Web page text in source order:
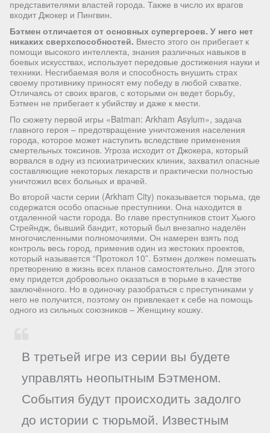
представителями властей города. Также в число их врагов
входит Джокер и Пингвин.
Бэтмен отличается от основных супергероев. У него нет
никаких сверхспособностей. Вместо этого он прибегает к
помощи высокого интеллекта, знания различных навыков в
боевых искусствах, использует передовые достижения науки и
техники. Несгибаемая воля и способность внушить страх
своему противнику приносят ему победу в любой схватке.
Отличаясь от своих врагов, с которыми он ведет борьбу,
Бэтмен не прибегает к убийству и даже к мести.
По сюжету первой игры «Batman: Arkham Asylum», задача
главного героя – предотвращение уничтожения населения
города, которое может наступить вследствие применения
смертельных токсинов. Угроза исходит от Джокера, который
ворвался в одну из психиатрических клиник, захватил опасные
составляющие некоторых лекарств и практически полностью
уничтожил всех больных и врачей.
Во второй части серии (Arkham City) показывается тюрьма, где
содержатся особо опасные преступники. Она находится в
отдаленной части города. Во главе преступников стоит Хьюго
Стрейндж, бывший бандит, который был внезапно наделён
многочисленными полномочиями. Он намерен взять под
контроль весь город, применив один из жестоких проектов,
который называется “Протокол 10”. Бэтмен должен помешать
претворению в жизнь всех планов самостоятельно. Для этого
ему придется добровольно оказаться в тюрьме в качестве
заключённого. Но в одиночку разобраться с преступниками у
него не получится, поэтому он привлекает к себе на помощь
одного из сильных союзников – Женщину кошку.
В третьей игре из серии вы будете
управлять неопытным Бэтменом.
События будут происходить задолго
до истории с тюрьмой. Известным